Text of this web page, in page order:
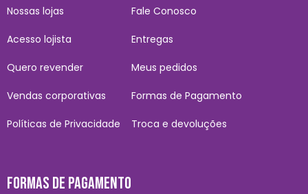
Nossas lojas
Acesso lojista
Quero revender
Vendas corporativas
Políticas de Privacidade
Fale Conosco
Entregas
Meus pedidos
Formas de Pagamento
Troca e devoluções
FORMAS DE PAGAMENTO